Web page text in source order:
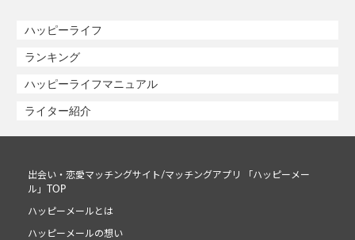
ハッピーライフ
ランキング
ハッピーライフマニュアル
ライター紹介
出会い・恋愛マッチングサイト/マッチングアプリ 「ハッピーメー
ル」TOP
ハッピーメールとは
ハッピーメールの想い